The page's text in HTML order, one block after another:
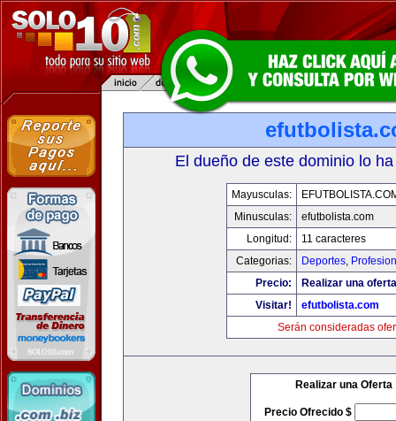
El dueño de este dominio lo
Mayusculas:
Minusculas:
efutbolista.com
Longitud:
11 caracteres
Categorias:
Deportes,
Precio:
Realizar una
Visitar!
efutbolista.com
Serán consideradas
Realizar una Oferta
Precio Ofrecido $